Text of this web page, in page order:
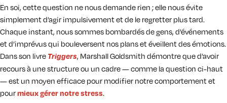
En soi, cette question ne nous demande rien ; elle nous évite
simplement d’agir impulsivement et de le regretter plus tard.
Chaque instant, nous sommes bombardés de gens, d’événements
et d’imprévus qui bouleversent nos plans et éveillent des émotions.
Dans son livre Triggers, Marshall Goldsmith démontre que d’avoir
recours à une structure ou un cadre — comme la question ci-haut
— est un moyen efficace pour modifier notre comportement et
pourmieux gérer notre stress.